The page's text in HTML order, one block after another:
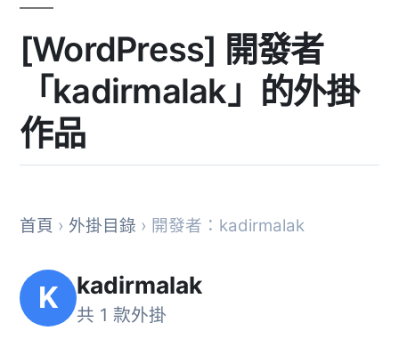
[WordPress] 開發者
「kadirmalak」的外掛
作品
首頁 › 外掛目錄 › 開發者：kadirmalak
K kadirmalak
共 1 款外掛